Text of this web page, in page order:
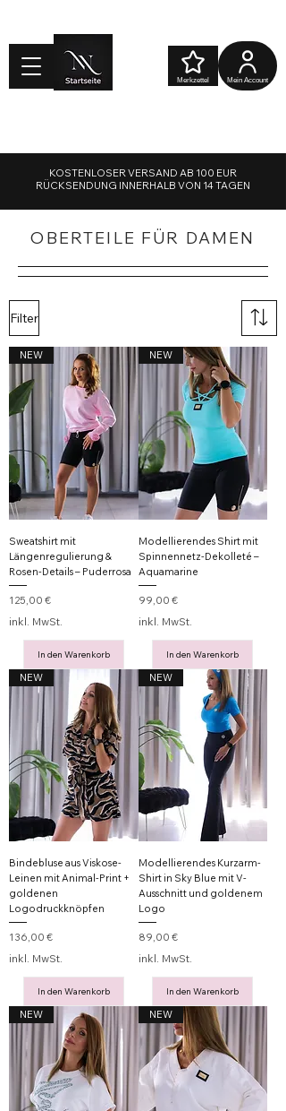
Merkzettel Mein Account
KOSTENLOSER VERSAND AB 100 EUR
RÜCKSENDUNG INNERHALB VON 14 TAGEN
OBERTEILE FÜR DAMEN
Filter
NEW
Sweatshirt mit
Längenregulierung &
Rosen-Details – Puderrosa
Preis
125,00 €
inkl. MwSt.
In den Warenkorb
NEW
Modellierendes Shirt mit
Spinnennetz-Dekolleté –
Aquamarine
Preis
99,00 €
inkl. MwSt.
In den Warenkorb
NEW
Bindebluse aus Viskose-
Leinen mit Animal-Print +
goldenen
Logodruckknöpfen
Preis
136,00 €
inkl. MwSt.
In den Warenkorb
NEW
Modellierendes Kurzarm-
Shirt in Sky Blue mit V-
Ausschnitt und goldenem
Logo
Preis
89,00 €
inkl. MwSt.
In den Warenkorb
NEW NEW